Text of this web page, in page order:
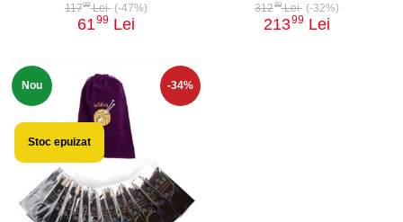
11799Lei (-47%)
6199 Lei
31299Lei (-32%)
21399 Lei
Nou -34%
Stoc epuizat